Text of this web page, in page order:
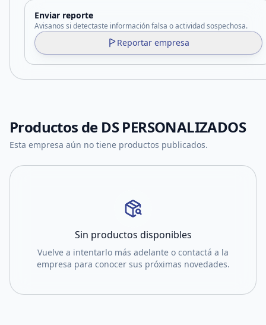
Enviar reporte
Avisanos si detectaste información falsa o actividad sospechosa.
Reportar empresa
Productos de DS PERSONALIZADOS
Esta empresa aún no tiene productos publicados.
Sin productos disponibles
Vuelve a intentarlo más adelante o contactá a la
empresa para conocer sus próximas novedades.